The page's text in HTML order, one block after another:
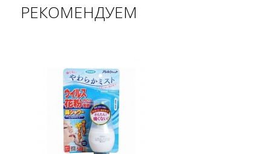
РЕКОМЕНДУЕМ